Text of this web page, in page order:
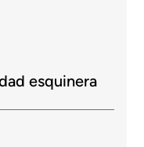
esquinera